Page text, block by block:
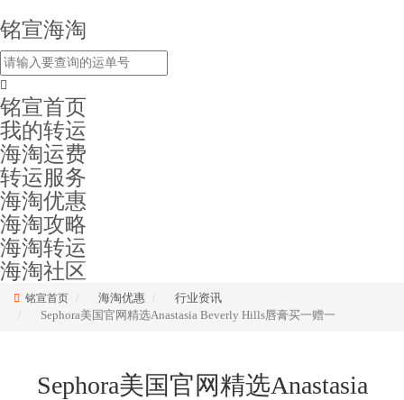
铭宣海淘
铭宣首页
我的转运
海淘运费
转运服务
海淘优惠
海淘攻略
海淘转运
海淘社区
铭宣首页 海淘优惠
行业资讯
Sephora美国官网精选Anastasia Beverly Hills唇膏买一赠一
Sephora美国官网精选Anastasia